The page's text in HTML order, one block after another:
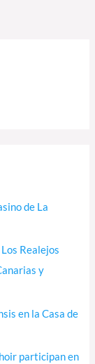
de La
Realejos
y
en la Casa de
participan en